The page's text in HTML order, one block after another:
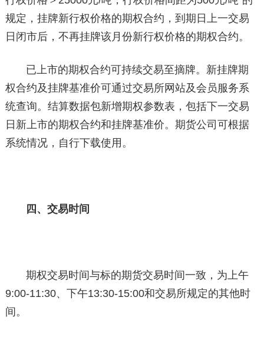
规定，挂牌新行权价格的期权合约，到期日上一交易
日闭市后，不再挂牌该月份新行权价格的期权合约。
已上市的期权合约可持续交易至摘牌。新挂牌期
权合约及挂牌基准价可通过交易所网站及会员服务系
统查询。结算数据包新增期权参数表，包括下一交易
日新上市的期权合约和挂牌基准价。期货公司可根据
系统情况，自行下载使用。
四、交易时间
期权交易时间与标的期货交易时间一致，为上午
9:00-11:30、下午13:30-15:00和交易所规定的其他时
间。